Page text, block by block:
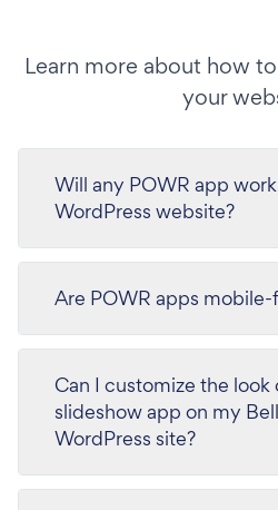
Learn more about how
your
Will any POWR app
WordPress website?
Are POWR apps
Can I customize the
slideshow app on my
WordPress site?